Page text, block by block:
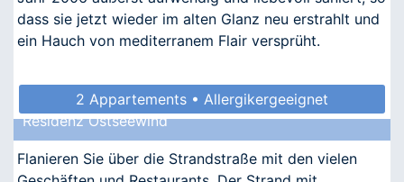
dass sie jetzt wieder im alten Glanz neu erstrahlt und
ein Hauch von mediterranem Flair versprüht.
2 Appartements • Allergikergeeignet
Residenz Ostseewind
Flanieren Sie über die Strandstraße mit den vielen